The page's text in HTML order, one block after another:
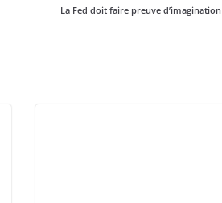
La Fed doit faire preuve d’imagination